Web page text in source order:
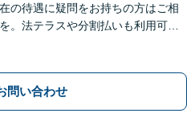
の待遇に疑問をお持ちの方はご相
。法テラスや分割払いも利用可
問い合わせ